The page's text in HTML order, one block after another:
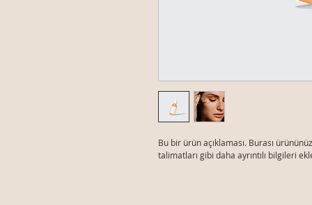
Bu bir ürün açıklaması. Burası
talimatları gibi daha ayrıntılı bilgileri